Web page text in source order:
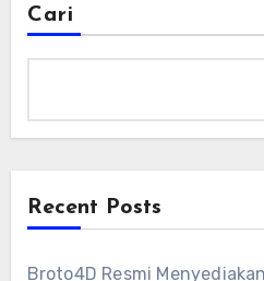
Cari
Recent Posts
Broto4D Resmi